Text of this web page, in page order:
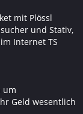
mit Plössl
und Stativ,
Internet TS
um
Geld wesentlich